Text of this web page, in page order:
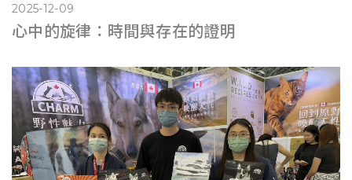
2025-12-09
心中的旋律：時間與存在的證明